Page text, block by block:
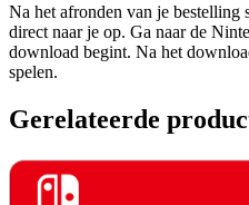
Na het afronden van je bestelling
direct naar je op. Ga naar de
download begint. Na het
spelen.
Gerelateerde